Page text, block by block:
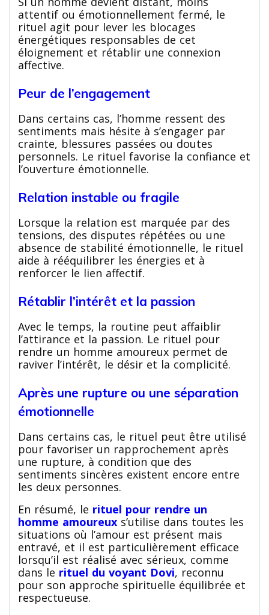
attentif ou émotionnellement fermé, le
rituel agit pour lever les blocages
énergétiques responsables de cet
éloignement et rétablir une connexion
affective.
Peur de l’engagement
Dans certains cas, l’homme ressent des
sentiments mais hésite à s’engager par
crainte, blessures passées ou doutes
personnels. Le rituel favorise la confiance et
l’ouverture émotionnelle.
Relation instable ou fragile
Lorsque la relation est marquée par des
tensions, des disputes répétées ou une
absence de stabilité émotionnelle, le rituel
aide à rééquilibrer les énergies et à
renforcer le lien affectif.
Rétablir l’intérêt et la passion
Avec le temps, la routine peut affaiblir
l’attirance et la passion. Le rituel pour
rendre un homme amoureux permet de
raviver l’intérêt, le désir et la complicité.
Après une rupture ou une séparation
émotionnelle
Dans certains cas, le rituel peut être utilisé
pour favoriser un rapprochement après
une rupture, à condition que des
sentiments sincères existent encore entre
les deux personnes.
En résumé, le rituel pour rendre un
homme amoureux s’utilise dans toutes les
situations où l’amour est présent mais
entravé, et il est particulièrement efficace
lorsqu’il est réalisé avec sérieux, comme
dans le rituel du voyant Dovi, reconnu
pour son approche spirituelle équilibrée et
respectueuse.